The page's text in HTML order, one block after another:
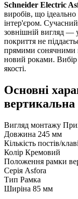
Schneider Electric
виробів, що
інтер'єром.
зовнішній вигляд —
покриття не
прямими сонячними
новий роками. Вибір
якості.
Основні
Вигляд монтажу
Довжина 245 мм
Кількість постів/
Колір Кремовий
Положення рамки
Серія Asfora
Тип Рамка
Ширіна 85 мм